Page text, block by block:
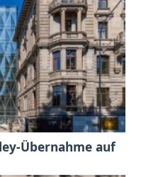
Übernahme auf